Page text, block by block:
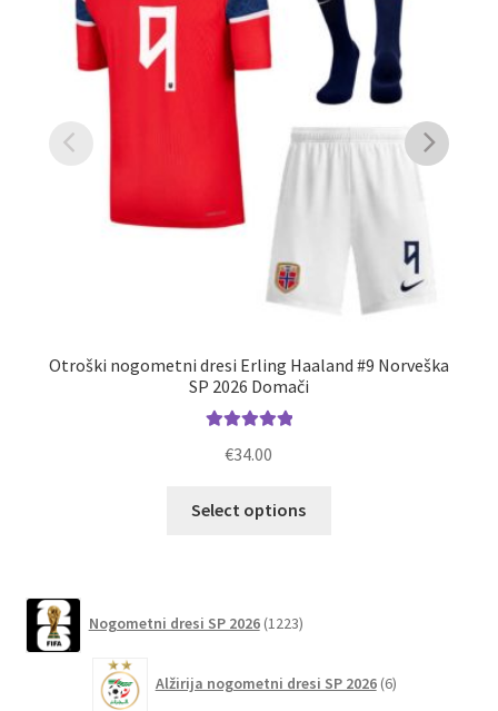
Otroški nogometni dresi Erling Haaland #9 Norveška
SP 2026 Domači
€34.00
Select options
izberete
Nogometni dresi SP 2026 1223izdelkov
Alžirija nogometni dresi SP 2026 6izdelkov